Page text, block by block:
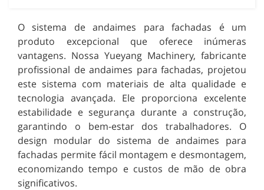
O sistema de andaimes para fachadas é um
produto excepcional que oferece inúmeras
vantagens. Nossa Yueyang Machinery, fabricante
profissional de andaimes para fachadas, projetou
este sistema com materiais de alta qualidade e
tecnologia avançada. Ele proporciona excelente
estabilidade e segurança durante a construção,
garantindo o bem-estar dos trabalhadores. O
design modular do sistema de andaimes para
fachadas permite fácil montagem e desmontagem,
economizando tempo e custos de mão de obra
significativos.